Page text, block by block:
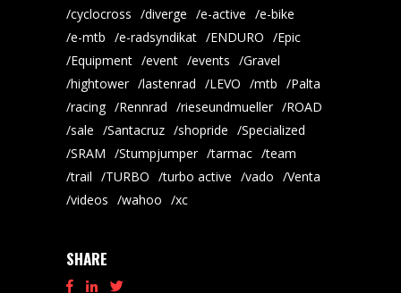
cyclocross
diverge e-active
e-bike
e-mtb
e-radsyndikat ENDURO
Epic
Equipment
event events
Gravel
hightower
lastenrad LEVO mtb
Palta
racing
Rennrad rieseundmueller
ROAD
sale
Santacruz shopride
Specialized
SRAM
Stumpjumper tarmac
team
trail
TURBO turbo active vado
Venta
videos
wahoo xc
SHARE